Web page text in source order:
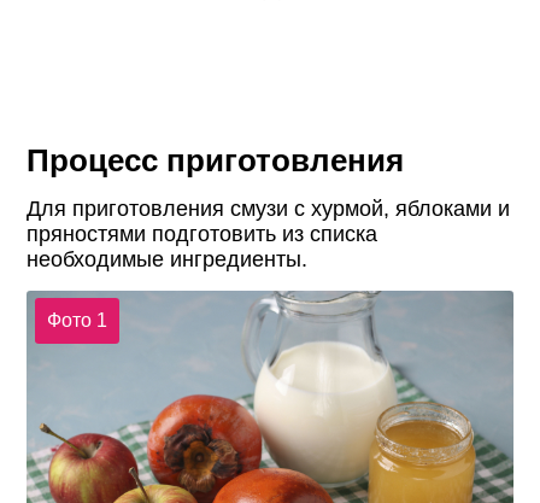
Процесс приготовления
Для приготовления смузи с хурмой, яблоками и
пряностями подготовить из списка
необходимые ингредиенты.
Фото 1